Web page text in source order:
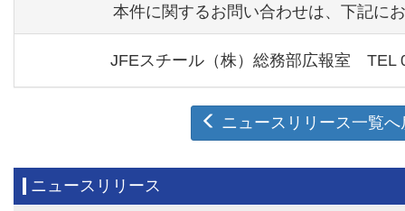
本件に関するお問い合わせは、下記に
JFEスチール（株）総務部広報室 TEL
ニュースリリース一覧へ
ニュースリリース